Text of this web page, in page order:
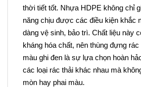
thời tiết tốt. Nhựa HDPE không chỉ
năng chịu được các điều kiện khắc
dàng vệ sinh, bảo trì. Chất liệu này
kháng hóa chất, nên thùng đựng
màu ghi đen là sự lựa chọn hoàn
các loại rác thải khác nhau mà
mòn hay phai màu.